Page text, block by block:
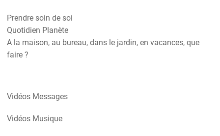
Prendre soin de soi
Quotidien Planète
A la maison, au bureau, dans le jardin, en vacances, que
faire ?
Vidéos Messages
Vidéos Musique